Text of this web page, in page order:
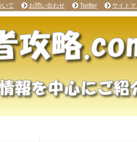
いて お問い合わせ Twitter サイト